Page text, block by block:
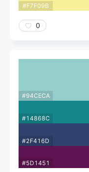
#F7F09B
0
#94CECA
#14868C
#2F416D
#5D1451